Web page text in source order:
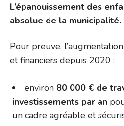
L’épanouissement des
absolue de la municipalité.
Pour preuve,
et financiers depuis 2020 :
environ 80 000 € de
investissements par an
un cadre agréable et